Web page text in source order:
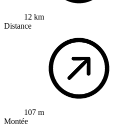
12 km
Distance
107 m
Montée